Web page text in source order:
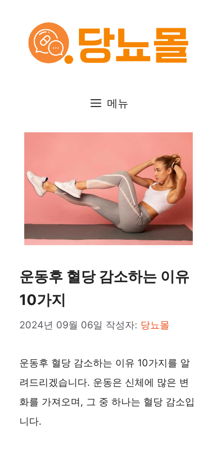
메뉴
운동후 혈당 감소하는 이유
10가지
2024년 09월 06일 작성자: 당뇨몰
운동후 혈당 감소하는 이유 10가지를 알
려드리겠습니다. 운동은 신체에 많은 변
화를 가져오며, 그 중 하나는 혈당 감소입
니다.